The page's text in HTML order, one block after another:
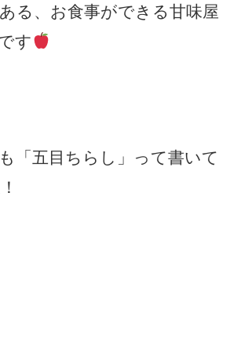
る、お食事ができる甘味屋
す
「五目ちらし」って書いて